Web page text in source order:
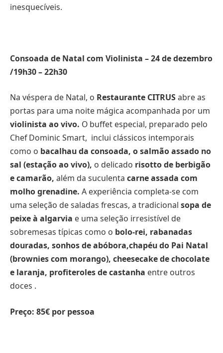
inesquecíveis.
Consoada de Natal com Violinista – 24 de dezembro
/19h30 – 22h30
Na véspera de Natal, o Restaurante CITRUSabre as
portas para uma noite mágica acompanhada por um
violinista ao vivo. O buffet especial, preparado pelo
Chef Dominic Smart, inclui clássicos intemporais
como o bacalhau da consoada, o salmão assado no
sal (estação ao vivo), o delicado risotto de berbigão
e camarão, além da suculenta carne assada com
molho grenadine. A experiência completa-se com
uma seleção de saladas frescas, a tradicional sopa de
peixe à algarvia e uma seleção irresistível de
sobremesas típicas como o bolo-rei, rabanadas
douradas, sonhos de abóbora,chapéu do Pai Natal
(brownies com morango), cheesecake de chocolate
e laranja, profiteroles de castanha entre outros
doces .
Preço: 85€ por pessoa